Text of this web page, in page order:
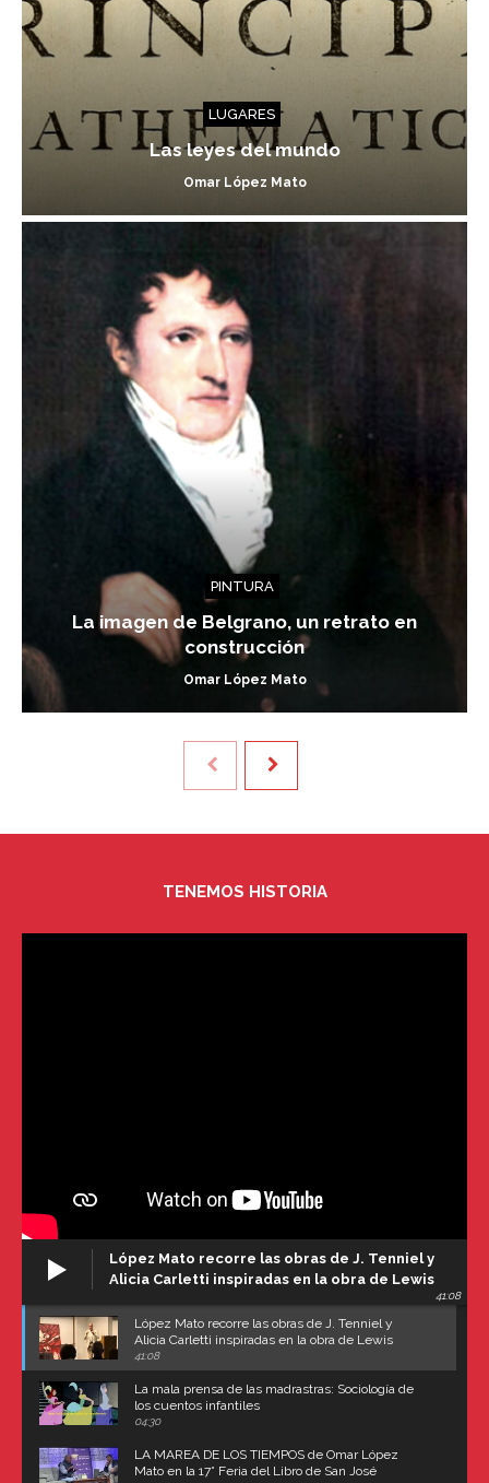
LUGARES
Las leyes del mundo
Omar López Mato
PINTURA
La imagen de Belgrano, un retrato en
construcción
Omar López Mato
TENEMOS HISTORIA
López Mato recorre las obras de J. Tenniel y
Alicia Carletti inspiradas en la obra de Lewis
41:08
López Mato recorre las obras de J. Tenniel y
Alicia Carletti inspiradas en la obra de Lewis
Carroll
41:08
La mala prensa de las madrastras: Sociología de
los cuentos infantiles
04:30
LA MAREA DE LOS TIEMPOS de Omar López
Mato en la 17° Feria del Libro de San José